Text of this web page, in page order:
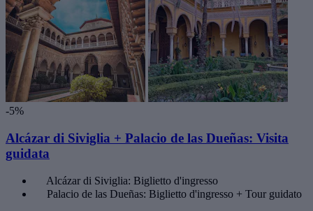
-5%
Alcázar di Siviglia + Palacio de las Dueñas: Visita
guidata
Alcázar di Siviglia: Biglietto d'ingresso
Palacio de las Dueñas: Biglietto d'ingresso + Tour guidato